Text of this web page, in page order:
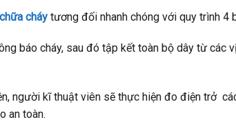
cháy tương đối nhanh chóng với quy trình 4
báo cháy, sau đó tập kết toàn bộ dây từ các
người kĩ thuật viên sẽ thực hiện đo điện trở
an toàn.